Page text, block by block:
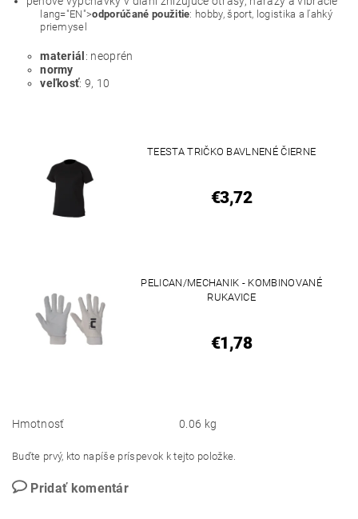
lang="EN">odporúčané použitie: hobby, šport, logistika a ľahký
priemysel
materiál : neoprén
normy
veľkosť: 9, 10
TEESTA TRIČKO BAVLNENÉ ČIERNE
€3,72
PELICAN/MECHANIK - KOMBINOVANÉ
RUKAVICE
€1,78
Hmotnosť 0.06 kg
Buďte prvý, kto napíše príspevok k tejto položke.
Pridať komentár